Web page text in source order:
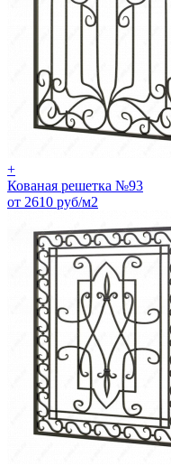
+
Кованая решетка №93
от 2610 руб/м2